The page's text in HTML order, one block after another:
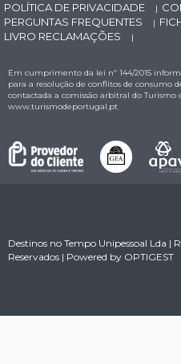
POLÍTICA DE PRIVACIDADE |
PERGUNTAS FREQUENTES |
LIVRO RECLAMAÇÕES
|
Em cumprimento da lei nº 144/2015
para a resolução de conflitos de consumo
contactada a comissão arbitral do Turismo
www.turismodeportugal.pt
Destinos no Tempo Unipessoal Lda |
Reservados | Powered by OPTIGEST